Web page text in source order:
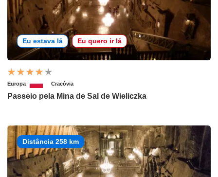
Eu estava lá Eu quero ir lá
Europa Cracóvia
Passeio pela Mina de Sal de Wieliczka
Distância 258 km